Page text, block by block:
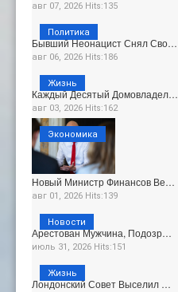
авг 07, 2026 Hits:135
Бывший Неонацист Снял Сво…
авг 06, 2026 Hits:186
Политика
Каждый Десятый Домовладел…
авг 03, 2026 Hits:162
Жизнь
Новый Министр Финансов Ве…
авг 01, 2026 Hits:139
Экономика
Арестован Мужчина, Подозр…
июль 31, 2026 Hits:151
Новости
Лондонский Совет Выселил …
Жизнь